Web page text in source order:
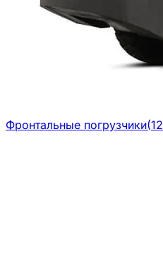
Фронтальные погрузчики(12